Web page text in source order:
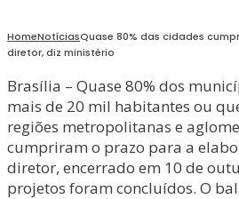
HomeNotíciasQuase 80% das cidades
diretor, diz ministério
Brasília – Quase 80% dos
mais de 20 mil habitantes ou
regiões metropolitanas e
cumpriram o prazo para a
diretor, encerrado em 10 de
projetos foram concluídos. O